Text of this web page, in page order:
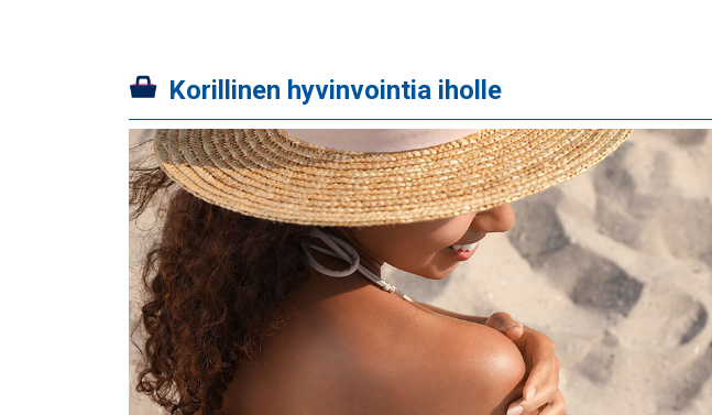
Korillinen hyvinvointia iholle